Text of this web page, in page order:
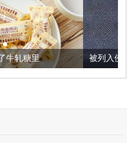
被列入佛家七宝的它到底有多美？